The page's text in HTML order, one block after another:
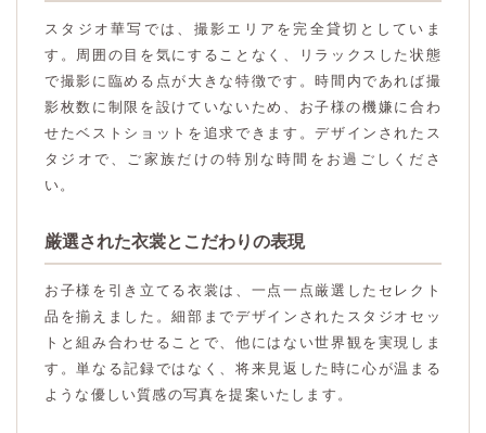
スタジオ華写では、撮影エリアを完全貸切としていま
す。周囲の目を気にすることなく、リラックスした状態
で撮影に臨める点が大きな特徴です。時間内であれば撮
影枚数に制限を設けていないため、お子様の機嫌に合わ
せたベストショットを追求できます。デザインされたス
タジオで、ご家族だけの特別な時間をお過ごしくださ
い。
厳選された衣裳とこだわりの表現
お子様を引き立てる衣裳は、一点一点厳選したセレクト
品を揃えました。細部までデザインされたスタジオセッ
トと組み合わせることで、他にはない世界観を実現しま
す。単なる記録ではなく、将来見返した時に心が温まる
ような優しい質感の写真を提案いたします。